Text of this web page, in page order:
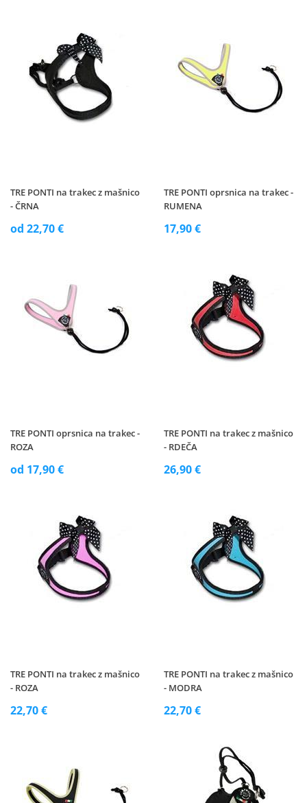
TRE PONTI na trakec z mašnico
- ČRNA
od 22,70 €
TRE PONTI oprsnica na trakec -
RUMENA
17,90 €
TRE PONTI oprsnica na trakec -
ROZA
od 17,90 €
TRE PONTI na trakec z mašnico
- RDEČA
26,90 €
TRE PONTI na trakec z mašnico
- ROZA
22,70 €
TRE PONTI na trakec z mašnico
- MODRA
22,70 €